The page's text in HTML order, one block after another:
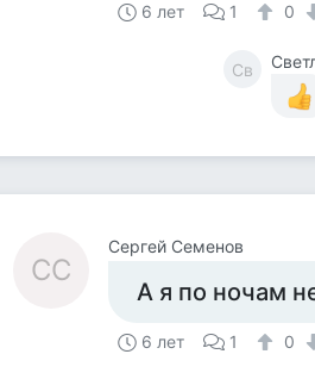
6 лет 1 0
Св
СС
Сергей Семенов
А я по ночам
6 лет 1 0